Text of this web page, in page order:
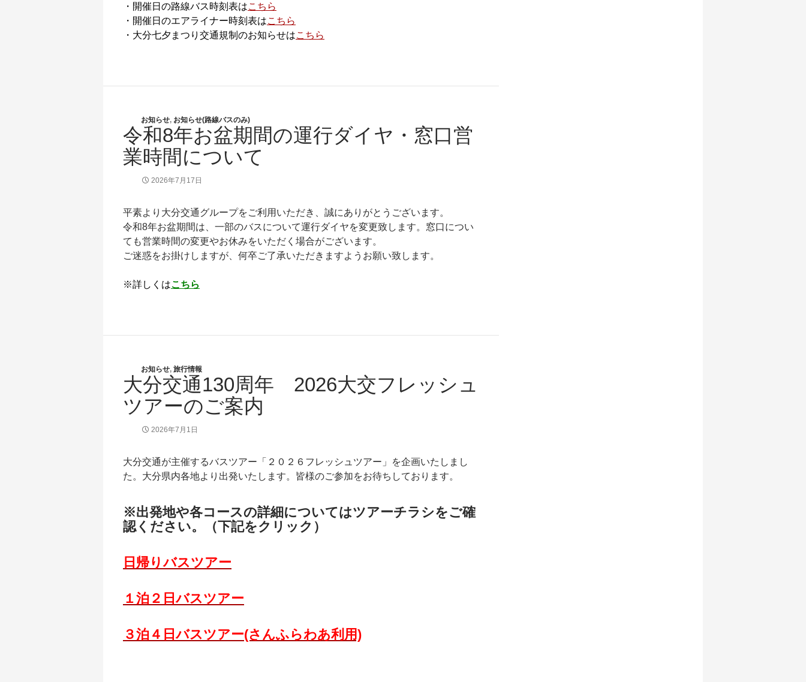
・開催日の路線バス時刻表はこちら
・開催日のエアライナー時刻表はこちら
・大分七夕まつり交通規制のお知らせはこちら
お知らせ, お知らせ(路線バスのみ)
令和8年お盆期間の運行ダイヤ・窓口営
業時間について
2026年7月17日
平素より大分交通グループをご利用いただき、誠にありがとうございます。
令和8年お盆期間は、一部のバスについて運行ダイヤを変更致します。窓口につい
ても営業時間の変更やお休みをいただく場合がございます。
ご迷惑をお掛けしますが、何卒ご了承いただきますようお願い致します。
※詳しくはこちら
お知らせ, 旅行情報
大分交通130周年 2026大交フレッシュ
ツアーのご案内
2026年7月1日
大分交通が主催するバスツアー「２０２６フレッシュツアー」を企画いたしまし
た。大分県内各地より出発いたします。皆様のご参加をお待ちしております。
※出発地や各コースの詳細についてはツアーチラシをご確
認ください。（下記をクリック）
日帰りバスツアー
１泊２日バスツアー
３泊４日バスツアー(さんふらわあ利用)